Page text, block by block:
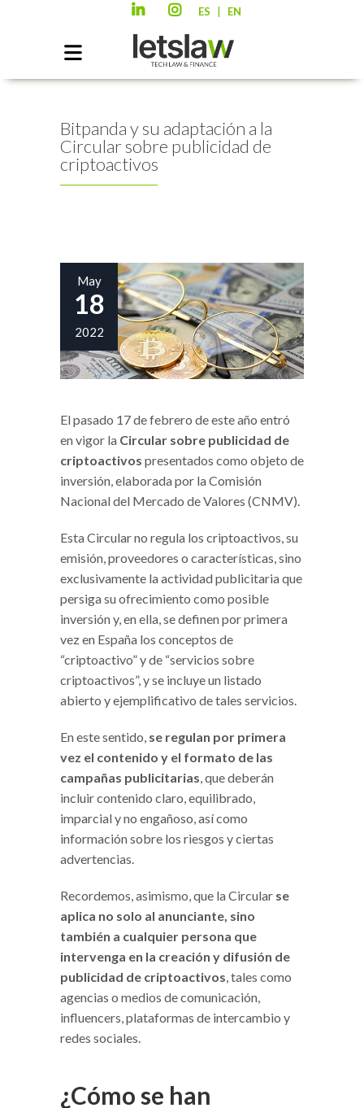
ES EN
Bitpanda y su adaptación a la
Circular sobre publicidad de
criptoactivos
May
18
2022
El pasado 17 de febrero de este año entró
en vigor la Circular sobre publicidad de
criptoactivos presentados como objeto de
inversión, elaborada por la Comisión
Nacional del Mercado de Valores (CNMV).
Esta Circular no regula los criptoactivos, su
emisión, proveedores o características, sino
exclusivamente la actividad publicitaria que
persiga su ofrecimiento como posible
inversión y, en ella, se definen por primera
vez en España los conceptos de
“criptoactivo” y de “servicios sobre
criptoactivos”, y se incluye un listado
abierto y ejemplificativo de tales servicios.
En este sentido, se regulan por primera
vez el contenido y el formato de las
campañas publicitarias, que deberán
incluir contenido claro, equilibrado,
imparcial y no engañoso, así como
información sobre los riesgos y ciertas
advertencias.
Recordemos, asimismo, que la Circular se
aplica no solo al anunciante, sino
también a cualquier persona que
intervenga en la creación y difusión de
publicidad de criptoactivos, tales como
agencias o medios de comunicación,
influencers, plataformas de intercambio y
redes sociales.
¿Cómo se han